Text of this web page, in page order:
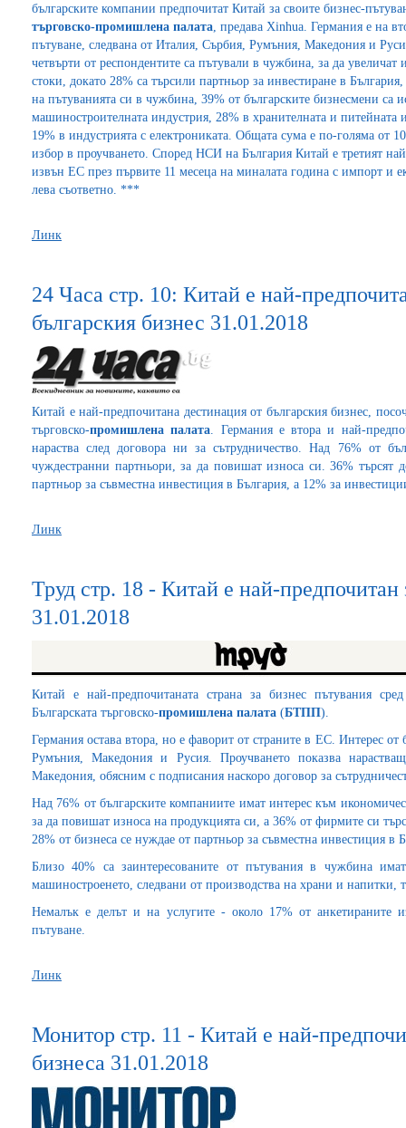
българските компании предпочитат Китай за своите бизнес-
търговско-промишлена палата, предава Xinhua. Германия е на
пътуване, следвана от Италия, Сърбия, Румъния, Македония и
четвърти от респондентите са пътували в чужбина, за да
стоки, докато 28% са търсили партньор за инвестиране в
на пътуванията си в чужбина, 39% от българските бизнесмени са
машиностроителната индустрия, 28% в хранителната и питейната
19% в индустрията с електрониката. Общата сума е по-голяма от
избор в проучването. Според НСИ на България Китай е третият
извън ЕС през първите 11 месеца на миналата година с импорт и
лева съответно. ***
Линк
24 Часа стр. 10: Китай е най-
българския бизнес 31.01.2018
Китай е най-предпочитана дестинация от българския бизнес,
търговско-промишлена палата. Германия е втора и най-
нараства след договора ни за сътрудничество. Над 76% от
чуждестранни партньори, за да повишат износа си. 36% търсят
партньор за съвместна инвестиция в България, а 12% за
Линк
Труд стр. 18 - Китай е най-предпочитан
31.01.2018
Китай е най-предпочитаната страна за бизнес пътувания
Българската търговско-промишлена палата (БТПП).
Германия остава втора, но е фаворит от страните в ЕС. Интерес
Румъния, Македония и Русия. Проучването показва
Македония, обясним с подписания наскоро договор за
Над 76% от българските компаниите имат интерес към
за да повишат износа на продукцията си, а 36% от фирмите си
28% от бизнеса се нуждае от партньор за съвместна инвестиция в
Близо 40% са заинтересованите от пътувания в чужбина
машиностроенето, следвани от производства на храни и напитки,
Немалък е делът и на услугите - около 17% от анкетираните
пътуване.
Линк
Монитор стр. 11 - Китай е най-
бизнеса 31.01.2018